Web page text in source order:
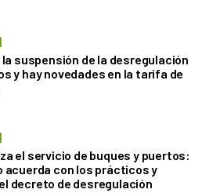
suspensión de la desregulación
y hay novedades en la tarifa de
el servicio de buques y puertos:
acuerda con los prácticos y
decreto de desregulación